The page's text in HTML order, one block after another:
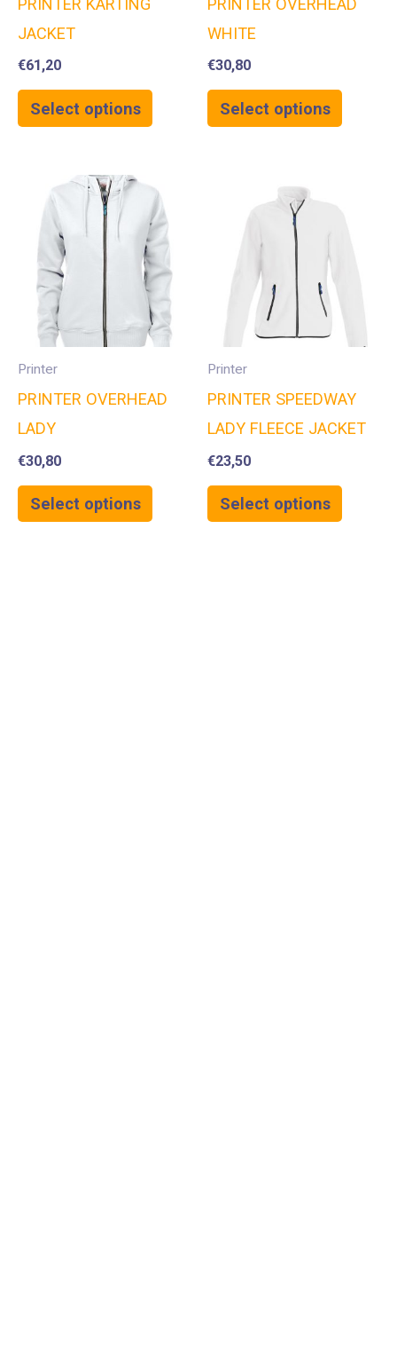
PRINTER KARTING
JACKET
€61,20
Select options
PRINTER OVERHEAD
WHITE
€30,80
Select options
Printer
PRINTER OVERHEAD
LADY
€30,80
Select options
Printer
PRINTER SPEEDWAY
LADY FLEECE JACKET
€23,50
Select options